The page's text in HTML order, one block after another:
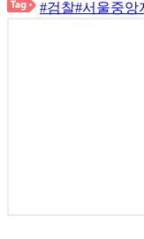
#검찰#서울중앙